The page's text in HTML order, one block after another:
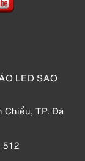
LED SAO
Chiểu, TP. Đà
512